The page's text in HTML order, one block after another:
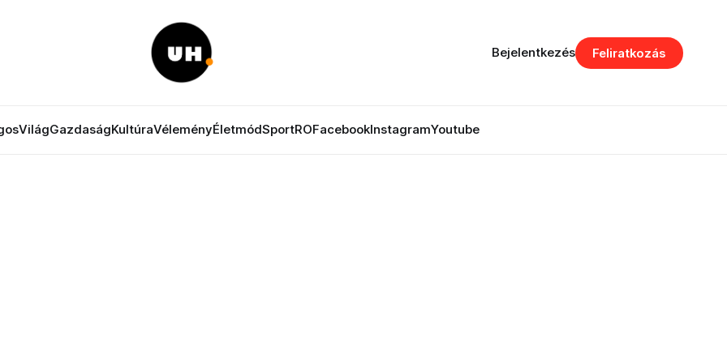
VilágGazdaságKultúraVéleményÉletmódSportROFacebookInstagramYoutube
Bejelentkezés Feliratkozás